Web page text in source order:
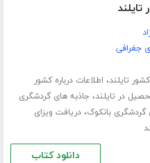
جغرافی
کشور تایلند، اطلاعات درباره کشور
در تایلند، جاذبه های گردشگری
گردشگری بانکوک،دریافت ویزای
دانلود کتاب